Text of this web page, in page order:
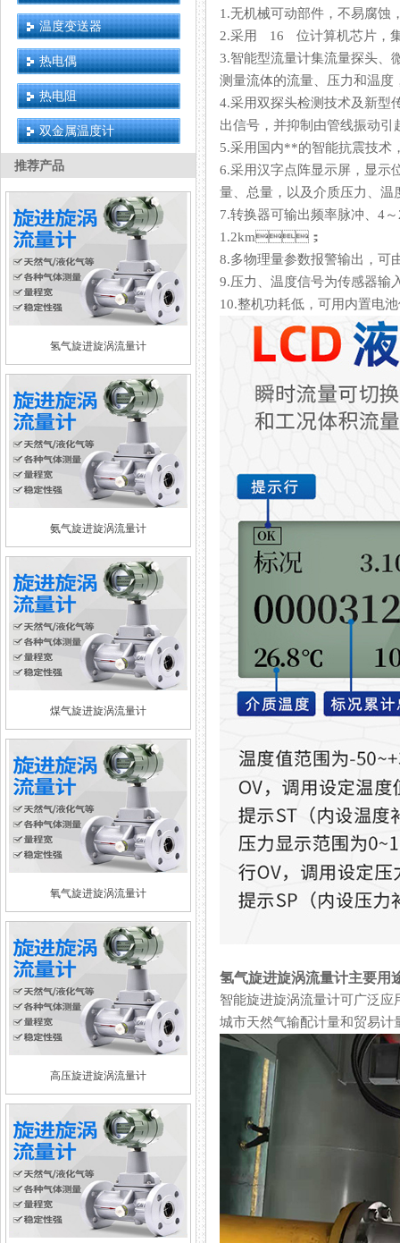
温度变送器
热电偶
热电阻
双金属温度计
推荐产品
氢气旋进旋涡流量计
氨气旋进旋涡流量计
煤气旋进旋涡流量计
氧气旋进旋涡流量计
高压旋进旋涡流量计
1.无机械可动部件，不易腐蚀
2.采用 16 位计算机芯片，集成
3.智能型流量计集流量探头
测量流体的流量、压力和温度
4.采用双探头检测技术及新型传
出信号，并抑制由管线振动引起
5.采用国内**的智能抗震技术
6.采用汉字点阵显示屏，显
量、总量，以及介质压力、
7.转换器可输出频率脉冲、4
1.2km；
8.多物理量参数报警输出，
9.压力、温度信号为传感器输入方
10.整机功耗低，可用内置电池供
氢气旋进旋涡流量计主要用
智能旋进旋涡流量计可广泛应用于
城市天然气输配计量和贸易计量